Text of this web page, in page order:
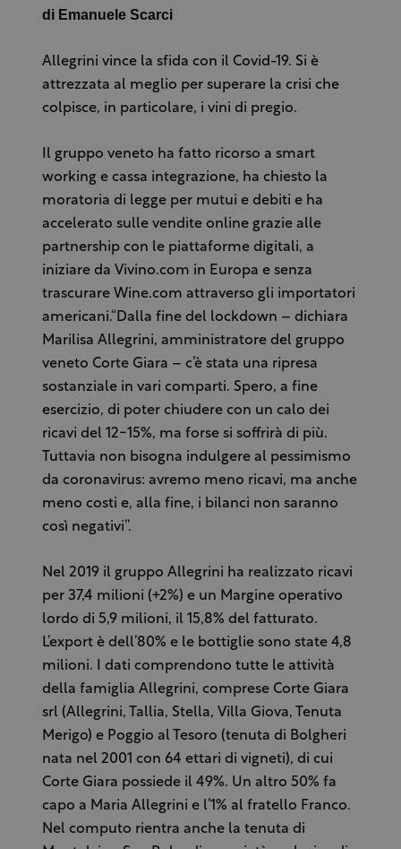
di Emanuele Scarci
Allegrini vince la sfida con il Covid-19. Si è
attrezzata al meglio per superare la crisi che
colpisce, in particolare, i vini di pregio.
Il gruppo veneto ha fatto ricorso a smart
working e cassa integrazione, ha chiesto la
moratoria di legge per mutui e debiti e ha
accelerato sulle vendite online grazie alle
partnership con le piattaforme digitali, a
iniziare da Vivino.com in Europa e senza
trascurare Wine.com attraverso gli importatori
americani.“Dalla fine del lockdown – dichiara
Marilisa Allegrini, amministratore del gruppo
veneto Corte Giara – c’è stata una ripresa
sostanziale in vari comparti. Spero, a fine
esercizio, di poter chiudere con un calo dei
ricavi del 12-15%, ma forse si soffrirà di più.
Tuttavia non bisogna indulgere al pessimismo
da coronavirus: avremo meno ricavi, ma anche
meno costi e, alla fine, i bilanci non saranno
così negativi”.
Nel 2019 il gruppo Allegrini ha realizzato ricavi
per 37,4 milioni (+2%) e un Margine operativo
lordo di 5,9 milioni, il 15,8% del fatturato.
L’export è dell’80% e le bottiglie sono state 4,8
milioni. I dati comprendono tutte le attività
della famiglia Allegrini, comprese Corte Giara
srl (Allegrini, Tallia, Stella, Villa Giova, Tenuta
Merigo) e Poggio al Tesoro (tenuta di Bolgheri
nata nel 2001 con 64 ettari di vigneti), di cui
Corte Giara possiede il 49%. Un altro 50% fa
capo a Maria Allegrini e l’1% al fratello Franco.
Nel computo rientra anche la tenuta di